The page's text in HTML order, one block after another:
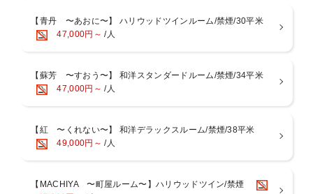
※ 時間帯によってご利用いただけないサービスもございますのでご了
承ください
ク、黒毛和牛の中でも厳しい要件をクリアした大和牛、そして他地域
には出回らない大和伝統野菜などを惜しげもなく使用し、海の幸は長
※小学生のご夕食についてはよくある質問をご確認ください。
す。
【青丹 〜あおに〜】 ハリウッドツインルーム/禁煙/30平米
47,000円～ /人
【蘇芳 〜すおう〜】 和洋スタンダードルーム/禁煙/34平米
47,000円～ /人
【紅 〜くれない〜】 和洋デラックスルーム/禁煙/38平米
49,000円～ /人
【MACHIYA 〜町屋ルーム〜】ハリウッドツイン/禁煙